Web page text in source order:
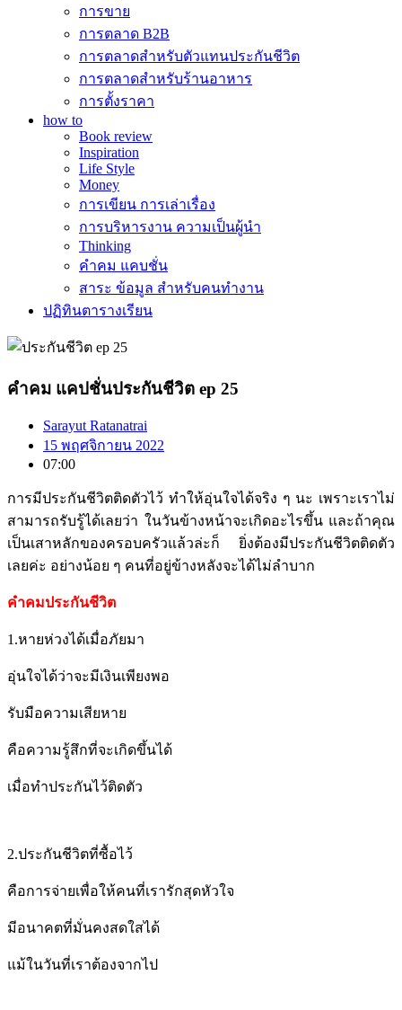
การขาย
การตลาด B2B
การตลาดสำหรับตัวแทนประกันชีวิต
การตลาดสำหรับร้านอาหาร
การตั้งราคา
how to
Book review
Inspiration
Life Style
Money
การเขียน การเล่าเรื่อง
การบริหารงาน ความเป็นผู้นำ
Thinking
คำคม แคบชั่น
สาระ ข้อมูล สำหรับคนทำงาน
ปฏิทินตารางเรียน
คำคม แคปชั่นประกันชีวิต ep 25
Sarayut Ratanatrai
15 พฤศจิกายน 2022
07:00
การมีประกันชีวิตติดตัวไว้ ทำให้อุ่นใจได้จริง ๆ นะ เพราะเราไม่
สามารถรับรู้ได้เลยว่า ในวันข้างหน้าจะเกิดอะไรขึ้น และถ้าคุณ
เป็นเสาหลักของครอบครัวแล้วล่ะก็ ยิ่งต้องมีประกันชีวิตติดตัว
เลยค่ะ อย่างน้อย ๆ คนที่อยู่ข้างหลังจะได้ไม่ลำบาก
คำคมประกันชีวิต
1.หายห่วงได้เมื่อภัยมา
อุ่นใจได้ว่าจะมีเงินเพียงพอ
รับมือความเสียหาย
คือความรู้สึกที่จะเกิดขึ้นได้
เมื่อทำประกันไว้ติดตัว
2.ประกันชีวิตที่ซื้อไว้
คือการจ่ายเพื่อให้คนที่เรารักสุดหัวใจ
มีอนาคตที่มั่นคงสดใสได้
แม้ในวันที่เราต้องจากไป